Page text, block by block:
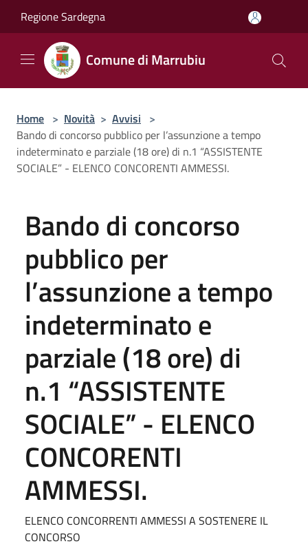
Regione Sardegna
Comune di Marrubiu
Home > Novità > Avvisi >
Bando di concorso pubblico per l’assunzione a tempo
indeterminato e parziale (18 ore) di n.1 “ASSISTENTE
SOCIALE” - ELENCO CONCORENTI AMMESSI.
Bando di concorso
pubblico per
l’assunzione a tempo
indeterminato e
parziale (18 ore) di
n.1 “ASSISTENTE
SOCIALE” - ELENCO
CONCORENTI
AMMESSI.
ELENCO CONCORRENTI AMMESSI A SOSTENERE IL
CONCORSO